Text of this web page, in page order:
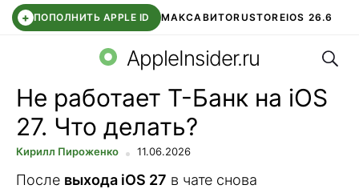
+ ПОПОЛНИТЬ APPLE ID МАКСАВИТОRUSTOREIOS 26.6
СБЕР КИДС ВТБ ОНЛАЙН ЧАТ В ROBLOX
AppleInsider.ru
Не работает Т-Банк на iOS
27. Что делать?
Кирилл Пироженко 11.06.2026
После выхода iOS 27 в чате снова